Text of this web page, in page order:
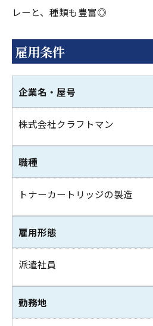
レーと、種類も豊富◎
雇用条件
企業名・屋号
株式会社クラフトマン
職種
トナーカートリッジの製造
雇用形態
派遣社員
勤務地